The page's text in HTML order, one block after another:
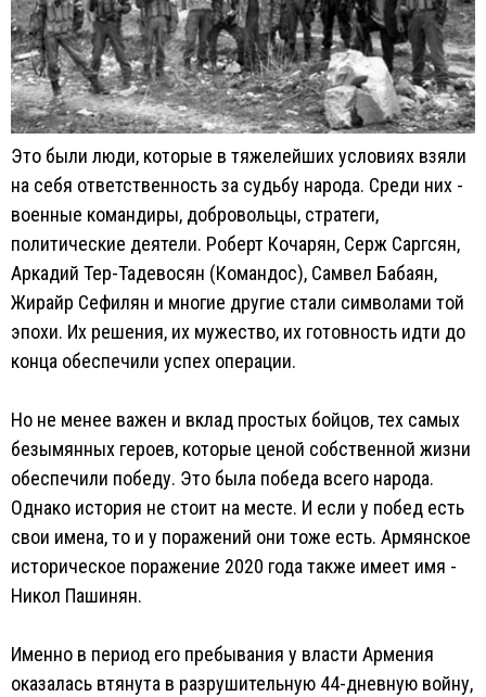
Это были люди, которые в тяжелейших условиях взяли
на себя ответственность за судьбу народа. Среди них -
военные командиры, добровольцы, стратеги,
политические деятели. Роберт Кочарян, Серж Саргсян,
Аркадий Тер-Тадевосян (Командос), Самвел Бабаян,
Жирайр Сефилян и многие другие стали символами той
эпохи. Их решения, их мужество, их готовность идти до
конца обеспечили успех операции.
Но не менее важен и вклад простых бойцов, тех самых
безымянных героев, которые ценой собственной жизни
обеспечили победу. Это была победа всего народа.
Однако история не стоит на месте. И если у побед есть
свои имена, то и у поражений они тоже есть. Армянское
историческое поражение 2020 года также имеет имя -
Никол Пашинян.
Именно в период его пребывания у власти Армения
оказалась втянута в разрушительную 44-дневную войну,